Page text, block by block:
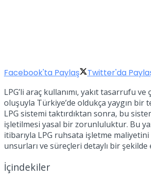
Facebook'ta Paylaş Twitter'da
LPG’li araç kullanımı, yakıt tasarrufu ve
oluşuyla Türkiye’de oldukça yaygın bir
LPG sistemi taktırdıktan sonra, bu
işletilmesi yasal bir zorunluluktur. Bu
itibarıyla LPG ruhsata işletme
unsurları ve süreçleri detaylı bir şekilde
İçindekiler